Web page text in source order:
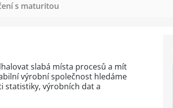
s maturitou
slabá místa procesů a mít
výrobní společnost hledáme
statistiky, výrobních dat a